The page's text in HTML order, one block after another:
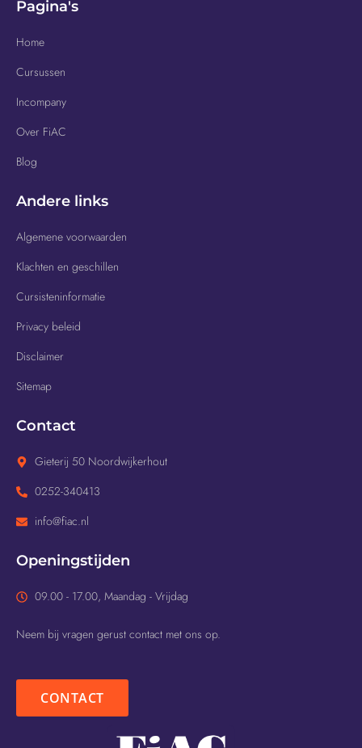
Pagina's
Home
Cursussen
Incompany
Over FiAC
Blog
Andere links
Algemene voorwaarden
Klachten en geschillen
Cursisteninformatie
Privacy beleid
Disclaimer
Sitemap
Contact
Gieterij 50 Noordwijkerhout
0252-340413
info@fiac.nl
Openingstijden
09.00 - 17.00, Maandag - Vrijdag
Neem bij vragen gerust contact met ons op.
CONTACT